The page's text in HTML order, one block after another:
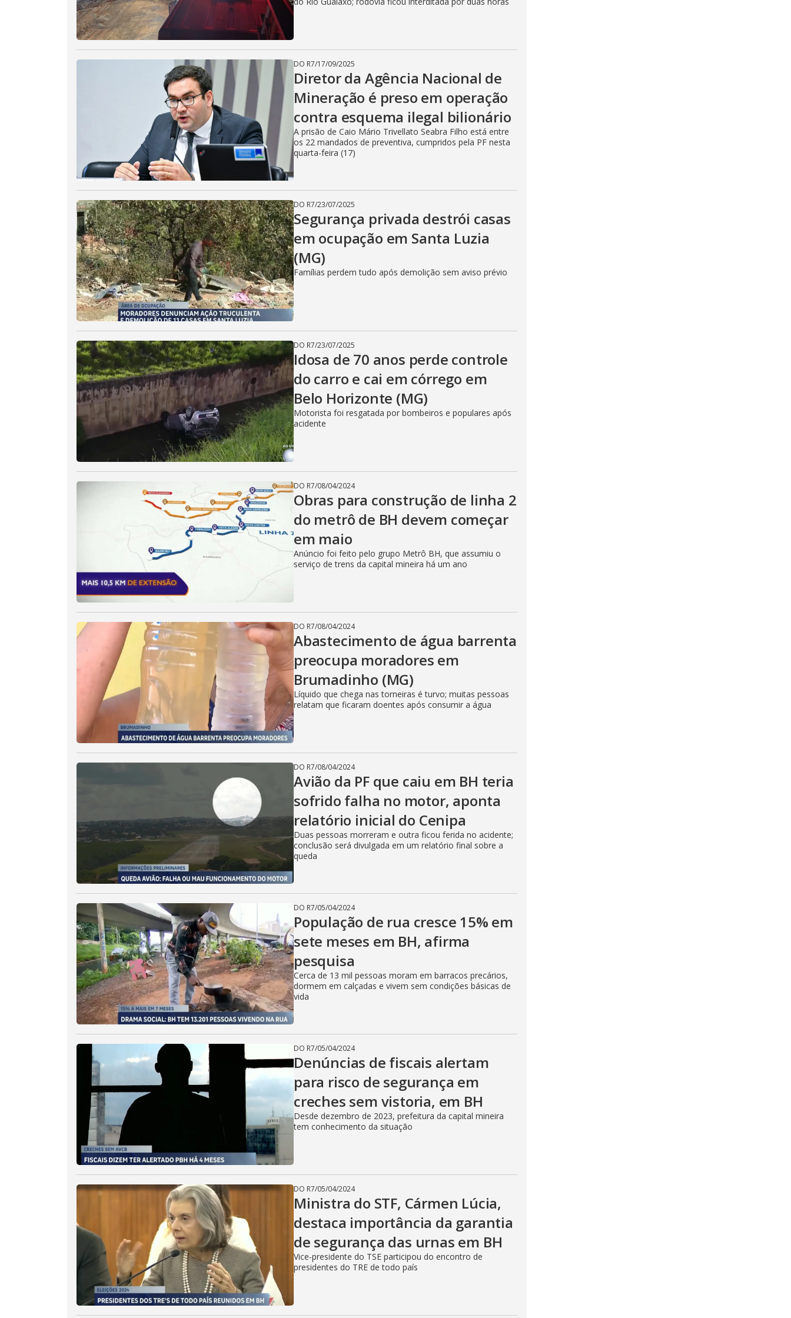
i
d
e
o
DO R7/17/09/2025
Diretor da Agência Nacional de
Mineração é preso em operação
contra esquema ilegal bilionário
A prisão de Caio Mário Trivellato Seabra Filho está entre
os 22 mandados de preventiva, cumpridos pela PF nesta
quarta-feira (17)
DO R7/23/07/2025
Segurança privada destrói casas
em ocupação em Santa Luzia
(MG)
Famílias perdem tudo após demolição sem aviso prévio
DO R7/23/07/2025
Idosa de 70 anos perde controle
do carro e cai em córrego em
Belo Horizonte (MG)
Motorista foi resgatada por bombeiros e populares após
acidente
DO R7/08/04/2024
Obras para construção de linha 2
do metrô de BH devem começar
em maio
Anúncio foi feito pelo grupo Metrô BH, que assumiu o
serviço de trens da capital mineira há um ano
DO R7/08/04/2024
Abastecimento de água barrenta
preocupa moradores em
Brumadinho (MG)
Líquido que chega nas torneiras é turvo; muitas pessoas
relatam que ficaram doentes após consumir a água
DO R7/08/04/2024
Avião da PF que caiu em BH teria
sofrido falha no motor, aponta
relatório inicial do Cenipa
Duas pessoas morreram e outra ficou ferida no acidente;
conclusão será divulgada em um relatório final sobre a
queda
DO R7/05/04/2024
População de rua cresce 15% em
sete meses em BH, afirma
pesquisa
Cerca de 13 mil pessoas moram em barracos precários,
dormem em calçadas e vivem sem condições básicas de
vida
DO R7/05/04/2024
Denúncias de fiscais alertam
para risco de segurança em
creches sem vistoria, em BH
Desde dezembro de 2023, prefeitura da capital mineira
tem conhecimento da situação
DO R7/05/04/2024
Ministra do STF, Cármen Lúcia,
destaca importância da garantia
de segurança das urnas em BH
Vice-presidente do TSE participou do encontro de
presidentes do TRE de todo país